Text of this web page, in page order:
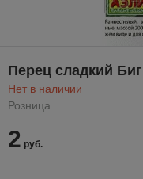
Перец сладкий
Нет в наличии
Розница
2 руб.